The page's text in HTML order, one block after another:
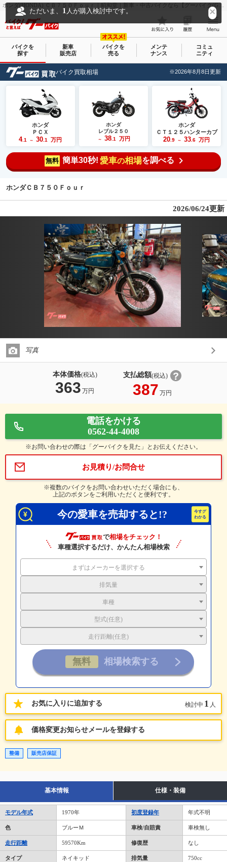
ホンダ(HONDA) ＣＢ７５０Ｆｏｕｒ｜昭和堂｜新車・中古バイクなら【グーバイク(GooBike)】
ただいま、 1 人が購入検討中です。
バイクを
探す
新車
販売店
バイクを
売る
メンテ
ナンス
コミュ
ニティ
バイク買取相場 ※2026年8月8日更新
ホンダ
ＰＣＸ
4.1 ～ 30 .1 万円
ホンダ
レブル２５０
～ 38.1 万円
ホンダ
ＣＴ１２５ハンターカブ
20 .9 ～ 33 .6 万円
無料 簡単30秒! 愛車の相場を調べる
ホンダＣＢ７５０Ｆｏｕｒ
2026/06/24更新
写真
本体価格(税込)
363 万円
支払総額(税込)
387 万円
電話をかける
0562-44-4008
※お問い合わせの際は「グーバイクを見た」とお伝えください。
お見積り/お問合せ
※複数のバイクをお問い合わせいただく場合にも、
上記のボタンをご利用いただくと便利です。
今の愛車を売却すると!?
で相場をチェック！
車種選択するだけ、かんたん相場検索
まずはメーカーを選択する
排気量
車種
型式(任意)
走行距離(任意)
お気に入りに追加する 検討中 1 人
価格変更お知らせメールを登録する
整備 販売店保証
基本情報 仕様・装備
モデル年式 1970年 初度登録年 年式不明
色 ブルーＭ 車検/自賠責 車検無し
走行距離 59570Km 修復歴 なし
タイプ ネイキッド 排気量 750cc